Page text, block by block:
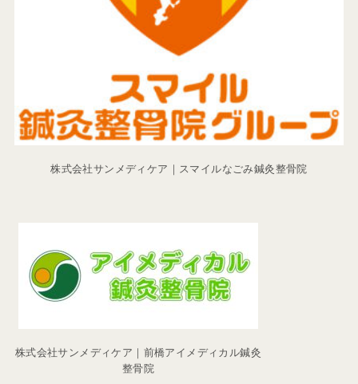
株式会社サンメディケア｜スマイルなごみ鍼灸整骨院
株式会社サンメディケア｜前橋アイメディカル鍼灸
整骨院